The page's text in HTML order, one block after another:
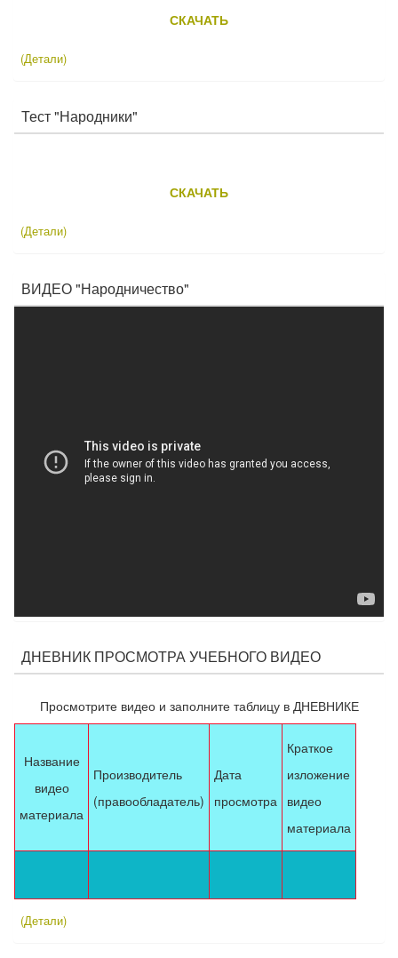
СКАЧАТЬ
(Детали)
Тест "Народники"
СКАЧАТЬ
(Детали)
ВИДЕО "Народничество"
ДНЕВНИК ПРОСМОТРА УЧЕБНОГО ВИДЕО
Просмотрите видео и заполните таблицу в ДНЕВНИКЕ
Название
видео
материала
Производитель
(правообладатель)
Дата
просмотра
Краткое
изложение
видео
материала
(Детали)